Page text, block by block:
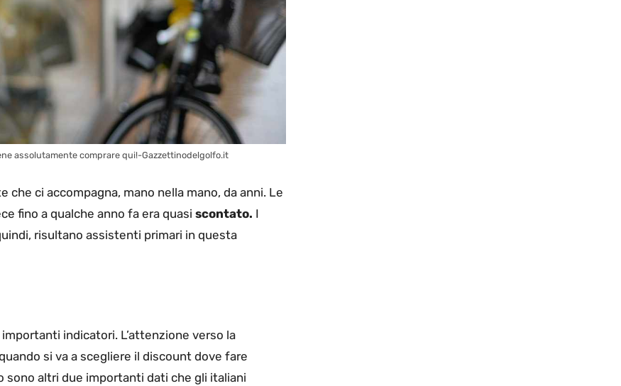
assolutamente comprare qui!-Gazzettinodelgolfo.it
ci accompagna, mano nella mano, da anni. Le
fino a qualche anno fa era quasi scontato. I
risultano assistenti primari in questa
indicatori. L’attenzione verso la
si va a scegliere il discount dove fare
sono altri due importanti dati che gli italiani